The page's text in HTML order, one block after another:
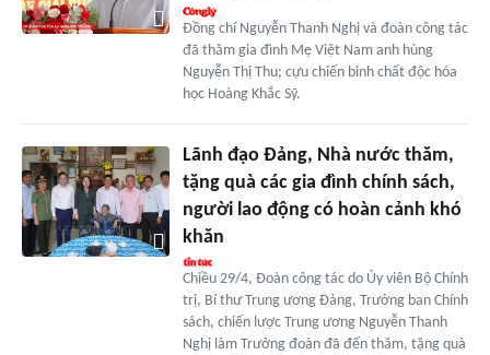
Đồng chí Nguyễn Thanh Nghị và đoàn công tác
đã thăm gia đình Mẹ Việt Nam anh hùng
Nguyễn Thị Thu; cựu chiến binh chất độc hóa
học Hoàng Khắc Sỹ.
Lãnh đạo Đảng, Nhà nước thăm,
tặng quà các gia đình chính sách,
người lao động có hoàn cảnh khó
khăn
Chiều 29/4, Đoàn công tác do Ủy viên Bộ Chính
trị, Bí thư Trung ương Đảng, Trưởng ban Chính
sách, chiến lược Trung ương Nguyễn Thanh
Nghị làm Trưởng đoàn đã đến thăm, tặng quà